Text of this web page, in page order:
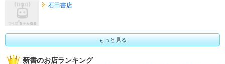
石田書店
もっと見る
新書のお店ランキング